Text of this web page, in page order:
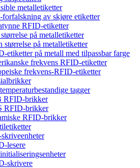
metalletiketter
av skjøre etiketter
RFID-etiketter
på metalletiketter
størrelse på metalletiketter
etiketter på metall med tilpassbar farge
frekvens RFID-etiketter
frekvens-RFID-etiketter
tagger
RFID-brikker
RFID-brikker
RFID-brikker
lesere
skrivere